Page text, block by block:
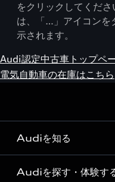
をクリックしてくだ
は、「…」アイコンを
示されます。
Audi認定中古車トップペ
電気自動車の在庫はこちら
Audiを知る
Audi ブランド
Audiを探す・体験す